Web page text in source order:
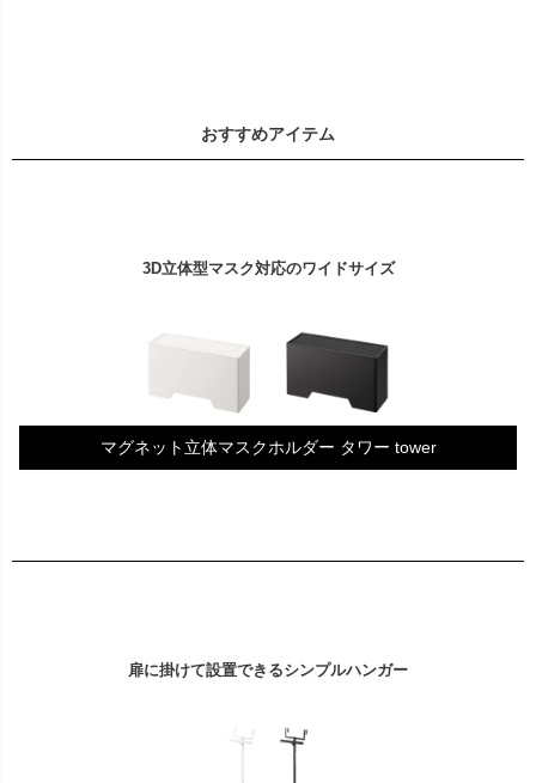
おすすめアイテム
3D立体型マスク対応のワイドサイズ
マグネット立体マスクホルダー タワー tower
扉に掛けて設置できるシンプルハンガー